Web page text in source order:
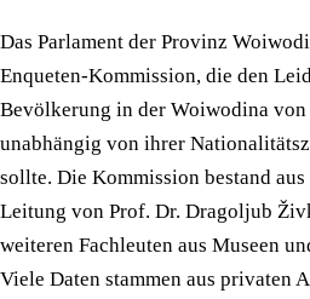
Das Parlament der Provinz
Enqueten-Kommission, die den
Bevölkerung in der Woiwodina
unabhängig von ihrer
sollte. Die Kommission bestand
Leitung von Prof. Dr. Dragoljub
weiteren Fachleuten aus Museen
Viele Daten stammen aus privaten